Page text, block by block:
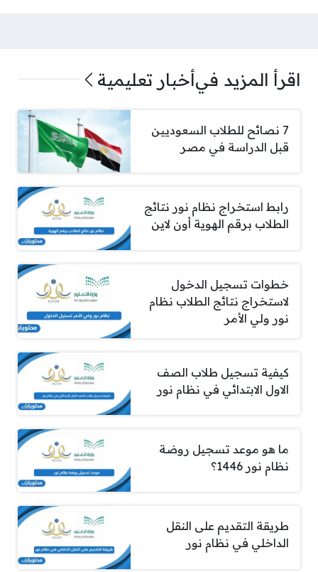
اقرأ المزيد فيأخبار تعليمية
7 نصائح للطلاب السعوديين
قبل الدراسة في مصر
رابط استخراج نظام نور نتائج
الطلاب برقم الهوية أون لاين
خطوات تسجيل الدخول
لاستخراج نتائج الطلاب نظام
نور ولي الأمر
كيفية تسجيل طلاب الصف
الاول الابتدائي في نظام نور
ما هو موعد تسجيل روضة
نظام نور 1446؟
طريقة التقديم على النقل
الداخلي في نظام نور